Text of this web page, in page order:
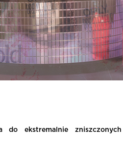
do ekstremalnie zniszczonych